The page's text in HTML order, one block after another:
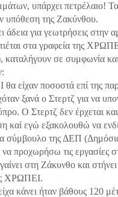
υπάρχει πετρέλαιο! Τα
υπόθεση της Ζακύνθου.
άδεια για γεωτρήσεις
στα γραφεία της
σε συμφωνία και
ποσοστά επί της
ξανά ο Στερτζ για να
Ο Στερτζ δεν έρχεται
καί εγώ εξακολουθώ να
σύμβουλο της ΔΕΠ
προχωρήσω τις εργασίες
στη Ζάκυνθο και
ΧΡΩΠΕΙ.
κάνει ήταν βάθους 120